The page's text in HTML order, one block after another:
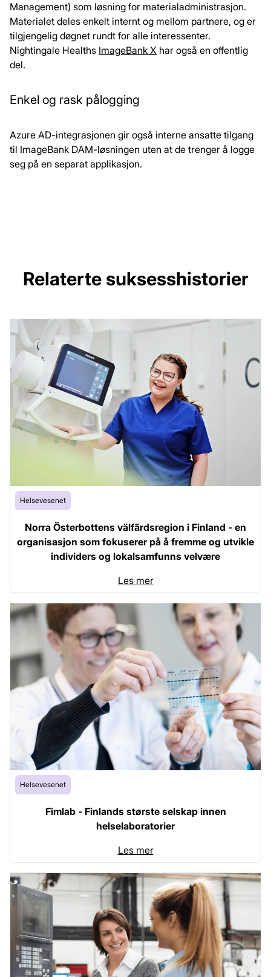
Management) som løsning for materialadministrasjon.
Materialet deles enkelt internt og mellom partnere, og er
tilgjengelig døgnet rundt for alle interessenter.
Nightingale Healths ImageBank X har også en offentlig
del.
Enkel og rask pålogging
Azure AD-integrasjonen gir også interne ansatte tilgang
til ImageBank DAM-løsningen uten at de trenger å logge
seg på en separat applikasjon.
Relaterte suksesshistorier
Helsevesenet
Norra Österbottens välfärdsregion i Finland - en
organisasjon som fokuserer på å fremme og utvikle
individers og lokalsamfunns velvære
Les mer
Helsevesenet
Fimlab - Finlands største selskap innen
helselaboratorier
Les mer